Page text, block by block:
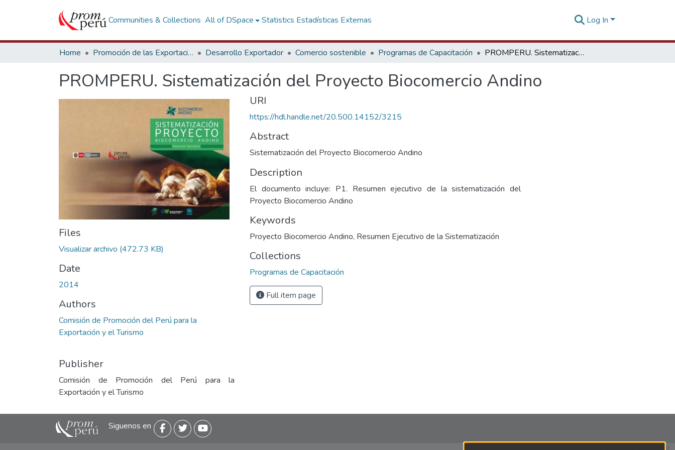
Communities & Collections All of DSpace Statistics Estadísticas Externas Log In
Home Promoción de las Exportaciones Desarrollo Exportador Comercio sostenible Programas de Capacitación PROMPERU. Sistematización del Proyecto Biocomercio Andino
PROMPERU. Sistematización del Proyecto Biocomercio Andino
Files
Visualizar archivo (472.73 KB)
Date
2014
Authors
Comisión de Promoción del Perú para la
Exportación y el Turismo
Publisher
Comisión de Promoción del Perú para la
Exportación y el Turismo
URI
https://hdl.handle.net/20.500.14152/3215
Abstract
Sistematización del Proyecto Biocomercio Andino
Description
El documento incluye: P1. Resumen ejecutivo de la sistematización del
Proyecto Biocomercio Andino
Keywords
Proyecto Biocomercio Andino, Resumen Ejecutivo de la Sistematización
Collections
Programas de Capacitación
Full item page
Siguenos en